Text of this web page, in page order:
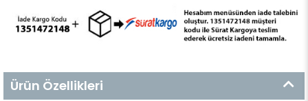
Ürün Özellikleri